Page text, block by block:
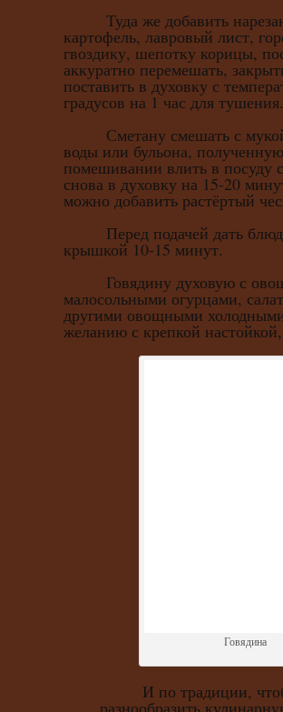
Туда же добавить
картофель, лавровый лист,
гвоздику, шепотку корицы,
аккуратно перемешать,
поставить в духовку с
градусов на 1 час для тушения.
Сметану смешать с
воды или бульона,
помешивании влить в посуду
снова в духовку на 15-20
можно добавить растёртый
Перед подачей дать
крышкой 10-15 минут.
Говядину духовую с
малосольными огурцами,
другими овощными
желанию с крепкой
Говядина
И по традиции,
разнообразить